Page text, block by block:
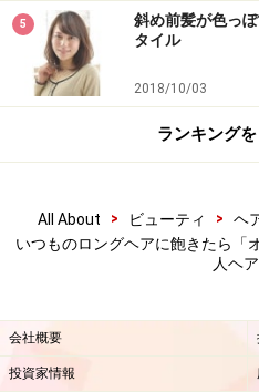
5
斜め前髪が色っ
タイル
2018/10/03
ランキング
All About > ビューティ > ヘ
いつものロングヘアに飽きたら「
人ヘ
会社概要
投資家情報